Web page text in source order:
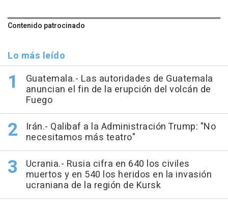
Contenido patrocinado
Lo más leído
Guatemala.- Las autoridades de Guatemala
anuncian el fin de la erupción del volcán de
Fuego
Irán.- Qalibaf a la Administración Trump: "No
necesitamos más teatro"
Ucrania.- Rusia cifra en 640 los civiles
muertos y en 540 los heridos en la invasión
ucraniana de la región de Kursk